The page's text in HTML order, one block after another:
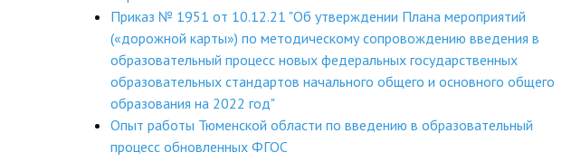
Приказ № 1951 от 10.12.21 "Об утверждении Плана мероприятий
(«дорожной карты») по методическому сопровождению введения в
образовательный процесс новых федеральных государственных
образовательных стандартов начального общего и основного общего
образования на 2022 год"
Опыт работы Тюменской области по введению в образовательный
процесс обновленных ФГОС